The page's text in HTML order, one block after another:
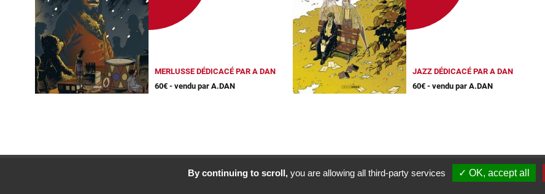
MERLUSSE DÉDICACÉ PAR A DAN
60€ - vendu par A.DAN
JAZZ DÉDICACÉ PAR A DAN
60€ - vendu par A.DAN
Phylactère © 2013-2026 • Réalisé parAgence51
By continuing to scroll,you are allowing all third-party services ✓ OK, accept all